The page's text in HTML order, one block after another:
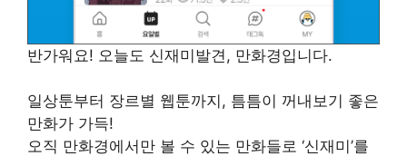
반가워요! 오늘도 신재미발견, 만화경입니다.
일상툰부터 장르별 웹툰까지, 틈틈이 꺼내보기 좋은
만화가 가득!
오직 만화경에서만 볼 수 있는 만화들로 ‘신재미’를